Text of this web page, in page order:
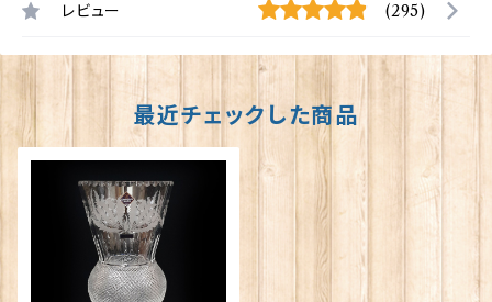
レビュー (295)
最近チェックした商品